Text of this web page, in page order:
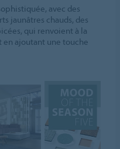
avec des
jaunâtres chauds, des
qui renvoient à la
en ajoutant une touche